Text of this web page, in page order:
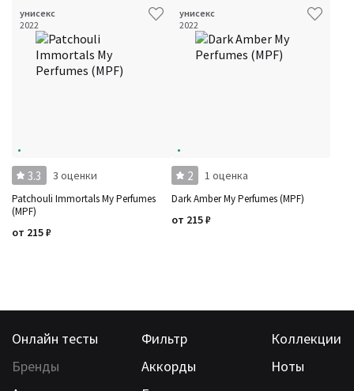
унисекс
2022
3.3 3 оценки
Patchouli Immortals My Perfumes
(MPF)
от 215₽
унисекс
2022
2 1 оценка
Dark Amber My Perfumes (MPF)
от 215₽
Онлайн тесты Фильтр
Коллекции
Бренды
Аккорды
Ноты